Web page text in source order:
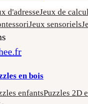
d'adresseJeux de
Jeux sensoriels
en bois
enfantsPuzzles 2D